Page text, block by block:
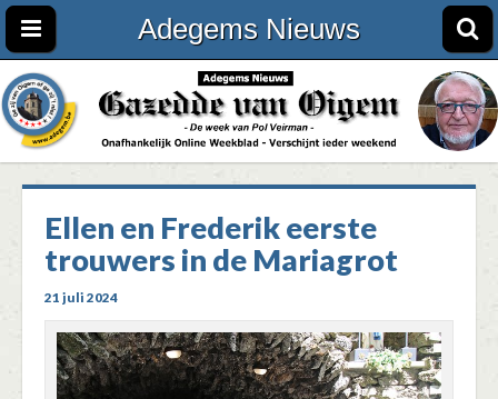
Adegems Nieuws
Ellen en Frederik eerste
trouwers in de Mariagrot
21 juli 2024